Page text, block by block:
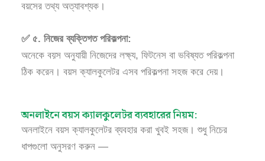
বয়সের তথ্য অত্যাবশ্যক।
✅ ৫. নিজের ব্যক্তিগত পরিকল্পনা:
অনেকে বয়স অনুযায়ী নিজেদের লক্ষ্য, ফিটনেস বা ভবিষ্যত পরিকল্পনা
ঠিক করেন। বয়স ক্যালকুলেটর এসব পরিকল্পনা সহজ করে দেয়।
অনলাইনে বয়স ক্যালকুলেটর ব্যবহারের নিয়ম:
অনলাইনে বয়স ক্যালকুলেটর ব্যবহার করা খুবই সহজ। শুধু নিচের
ধাপগুলো অনুসরণ করুন —